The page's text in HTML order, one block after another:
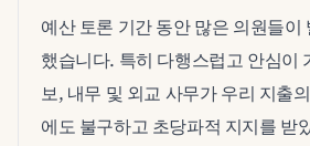
예산 토론 기간 동안 많은 의원들이
했습니다. 특히 다행스럽고 안심이
보, 내무 및 외교 사무가 우리 지출
에도 불구하고 초당파적 지지를 받